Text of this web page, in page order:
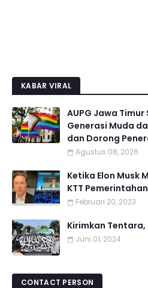
KABAR VIRAL
AUPG Jawa
Generasi Muda
dan Dorong
Agustus 08, 2026
Ketika Elon Musk
KTT
Februari 20, 2023
Kirimkan
Juni 01, 2024
CONTACT PERSON